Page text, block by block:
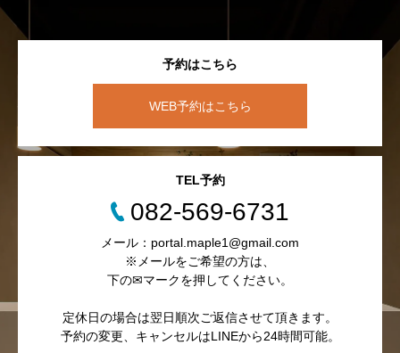
予約はこちら
WEB予約はこちら
TEL予約
082-569-6731
メール：portal.maple1@gmail.com
※メールをご希望の方は、
下の✉マークを押してください。
定休日の場合は翌日順次ご返信させて頂きます。
予約の変更、キャンセルはLINEから24時間可能。